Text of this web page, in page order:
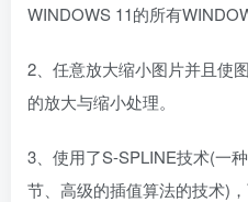
WINDOWS 11的所有
2、任意放大缩小图片并且使
的放大与缩小处理。
3、使用了S-SPLINE技术(一
节、高级的插值算法的技术)